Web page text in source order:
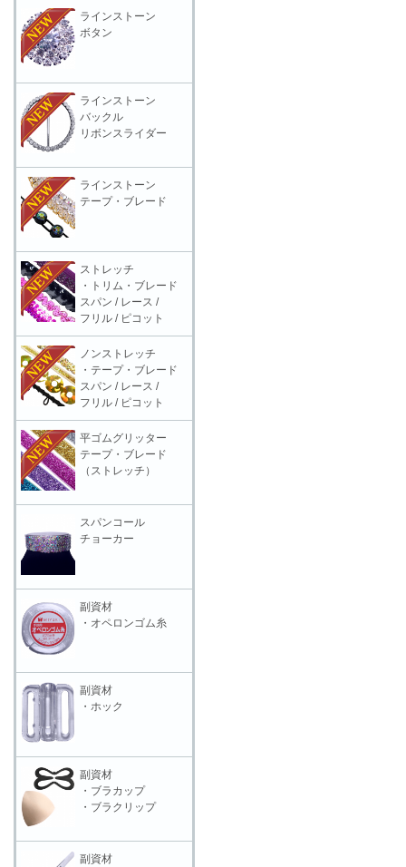
ラインストーン
ボタン
ラインストーン
バックル
リボンスライダー
ラインストーン
テープ・ブレード
ストレッチ
・トリム・ブレード
スパン / レース /
フリル / ピコット
ノンストレッチ
・テープ・ブレード
スパン / レース /
フリル / ピコット
平ゴムグリッター
テープ・ブレード
（ストレッチ）
スパンコール
チョーカー
副資材
・オペロンゴム糸
副資材
・ホック
副資材
・ブラカップ
・ブラクリップ
副資材